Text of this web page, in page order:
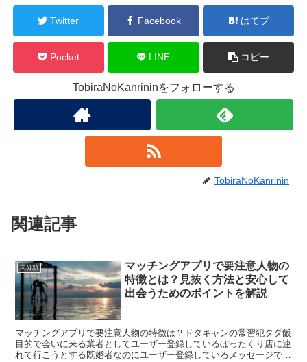
Twitter Facebook はてブ
Pocket LINE コピー
TobiraNoKanrininをフォローする
TobiraNoKanrinin
関連記事
未分類
マッチングアプリで要注意人物の
特徴とは？見抜く方法と安心して
出会うためのポイントを解説
マッチングアプリで要注意人物の特徴は？ドタキャンの常習犯タダ飯
目的で会いに来る業者としてユーザー登録しているぼったくり店に連
れて行こうとする既婚者なのにユーザー登録しているメッセージで別